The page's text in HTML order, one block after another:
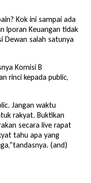
Kok ini sampai ada
lporan Keuangan tidak
Dewan salah satunya
Komisi B
rinci kepada public,
Jangan waktu
rakyat. Buktikan
secara live rapat
tahu apa yang
(and)